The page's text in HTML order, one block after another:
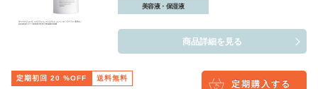
美容液・保湿液
商品詳細を見る
定期初回 20 %OFF 送料無料
定期購入する